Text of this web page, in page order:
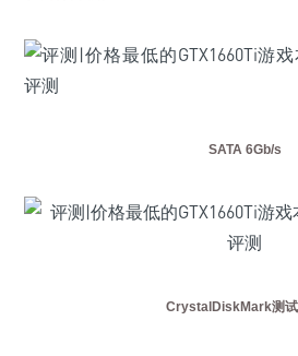
SATA 6Gb/s
CrystalDiskMark测